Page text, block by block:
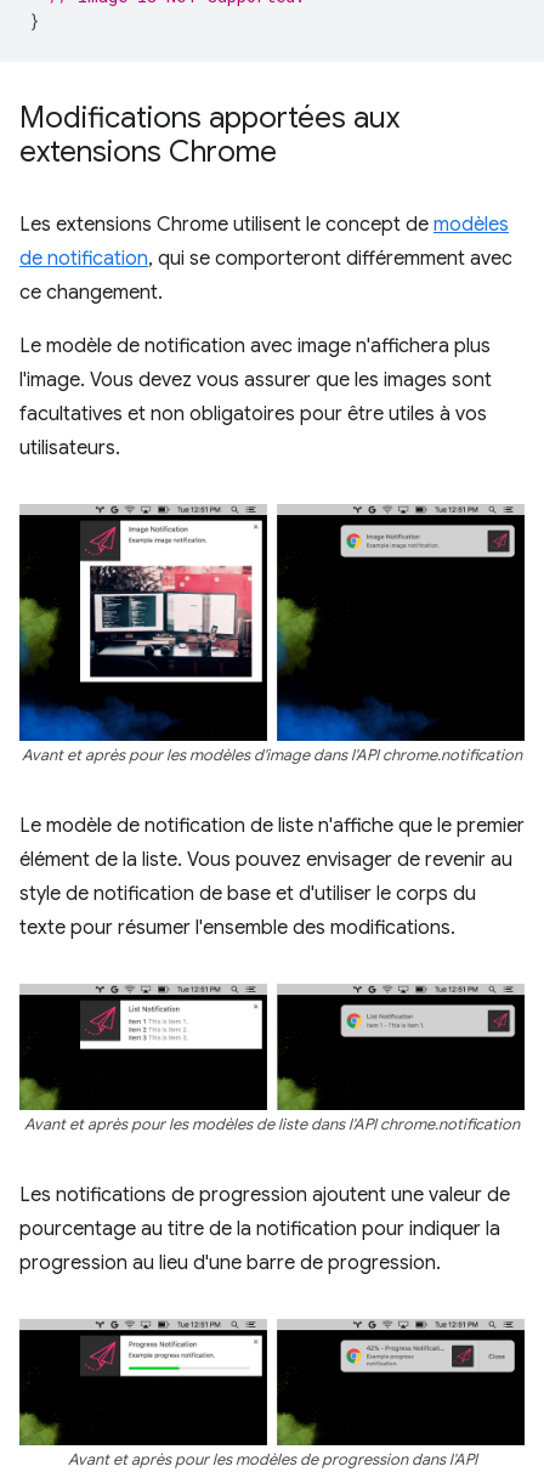
}
Modifications apportées aux
extensions Chrome
Les extensions Chrome utilisent le concept de modèles
de notification, qui se comporteront différemment avec
ce changement.
Le modèle de notification avec image n'affichera plus
l'image. Vous devez vous assurer que les images sont
facultatives et non obligatoires pour être utiles à vos
utilisateurs.
Avant et après pour les modèles d'image dans l'API chrome.notification
Le modèle de notification de liste n'affiche que le premier
élément de la liste. Vous pouvez envisager de revenir au
style de notification de base et d'utiliser le corps du
texte pour résumer l'ensemble des modifications.
Avant et après pour les modèles de liste dans l'API chrome.notification
Les notifications de progression ajoutent une valeur de
pourcentage au titre de la notification pour indiquer la
progression au lieu d'une barre de progression.
Avant et après pour les modèles de progression dans l'API